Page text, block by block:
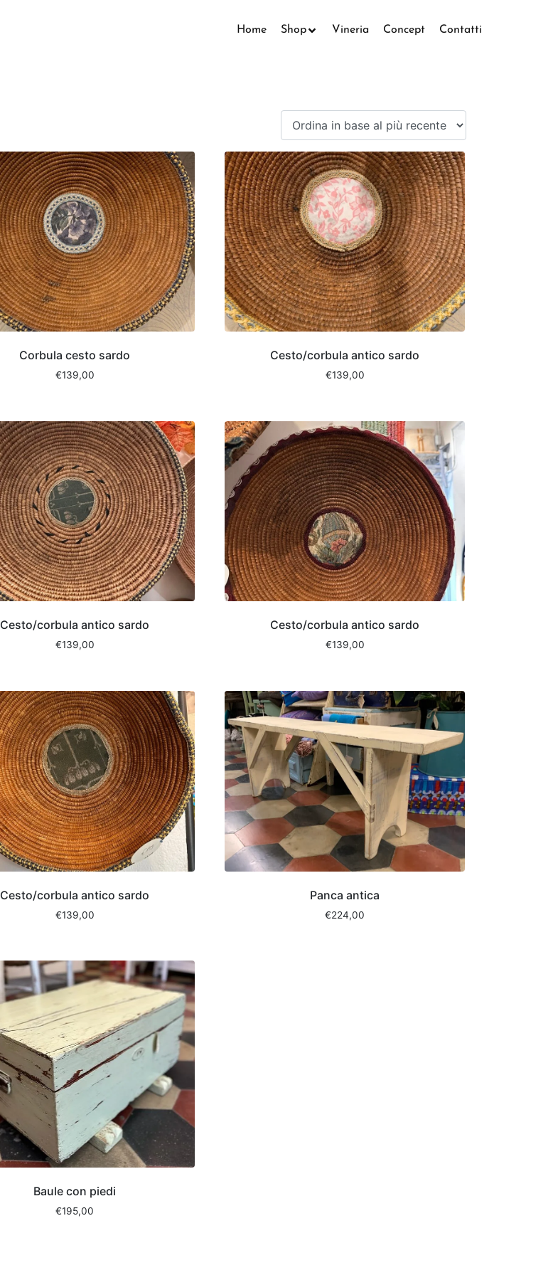
Home Shop Vineria Concept Contatti
Corbula cesto sardo
€139,00
Cesto/corbula antico sardo
€139,00
Cesto/corbula antico sardo
€139,00
Cesto/corbula antico sardo
€139,00
Cesto/corbula antico sardo
€139,00
Panca antica
€224,00
Baule con piedi
€195,00